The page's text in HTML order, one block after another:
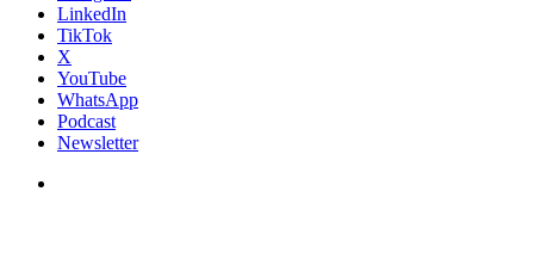
LinkedIn
TikTok
X
YouTube
WhatsApp
Podcast
Newsletter